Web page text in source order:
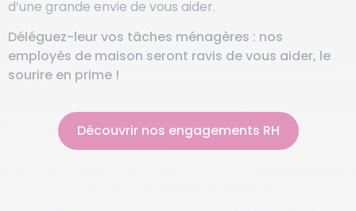
d’une grande envie de vous aider.
Déléguez-leur vos tâches ménagères : nos
employés de maison seront ravis de vous aider, le
sourire en prime !
Découvrir nos engagements RH